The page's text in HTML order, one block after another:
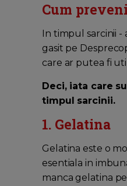
Cum
In timpul sarcinii
gasit pe
care ar putea fi
Deci, iata care
timpul sarcinii.
1. Gelatina
Gelatina este o
esentiala in
manca gelatina